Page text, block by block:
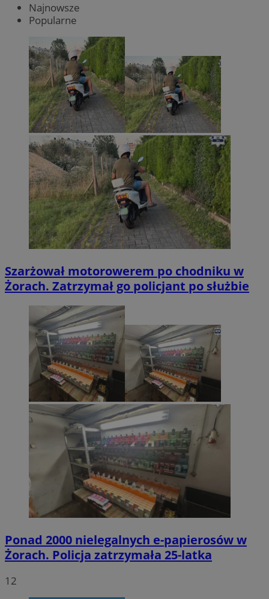
Najnowsze
Popularne
Szarżował motorowerem po chodniku w
Żorach. Zatrzymał go policjant po służbie
Ponad 2000 nielegalnych e-papierosów w
Żorach. Policja zatrzymała 25-latka
12